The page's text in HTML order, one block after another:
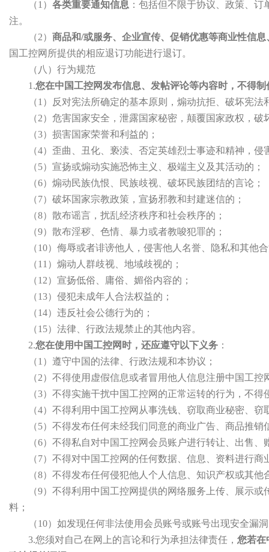
（1） 各类重要通知信息 ：包括但不限于协议、政策、
注。
（2） 商品和/或服务、企业宣传、促销优惠等商业性信息
国工控网所提供的相应退订功能进行退订。
（八）行为规范
1.您在中国工控网发布信息、发帖评论等内容时，不得
（1）反对宪法所确定的基本原则，煽动抗拒、破坏宪
（2）危害国家安全，泄露国家秘密，颠覆国家政权，
（3）损害国家荣誉和利益的；
（4）歪曲、丑化、亵渎、否定英雄烈士事迹和精神，
（5）宣扬或煽动实施恐怖主义、极端主义及其活动的；
（6）煽动民族仇恨、民族歧视、破坏民族团结的言论；
（7）破坏国家宗教政策，宣扬邪教和封建迷信的；
（8）散布谣言，扰乱经济秩序和社会秩序的；
（9）散布淫秽、色情、暴力或者教唆犯罪的；
（10）侮辱或者诽谤他人，侵害他人名誉、隐私和其他
（11）煽动人群歧视、地域歧视的；
（12）宣扬低俗、庸俗、媚俗内容的；
（13）侵犯未成年人合法权益的；
（14）违反社会公德行为的；
（15）法律、行政法规禁止的其他内容。
2.您在使用中国工控网时，还应遵守以下义务 ：
（1）遵守中国的法律、行政法规和本协议；
（2）不得使用虚假信息或者冒用他人信息注册中国工控
（3）不得实施干扰中国工控网的正常运转的行为，不
（4）不得利用中国工控网从事洗钱、窃取商业秘密、
（5）不得发布任何未经我们同意的商业广告、商品推销
（6）不得私自对中国工控网会员账户进行转让、出售、
（7）不得对中国工控网的任何数据、信息、资料进行商
（8）不得发布任何侵犯他人个人信息、知识产权或其他
（9）不得利用中国工控网提供的网络服务上传、展示
料；
（10）如发现任何非法使用会员账号或账号出现安全漏
3.您须对自己在网上的言论和行为承担法律责任， 您若在